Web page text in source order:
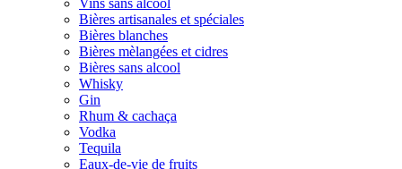
Vins sans alcool
Bières artisanales et spéciales
Bières blanches
Bières mèlangées et cidres
Bières sans alcool
Whisky
Gin
Rhum & cachaça
Vodka
Tequila
Eaux-de-vie de fruits